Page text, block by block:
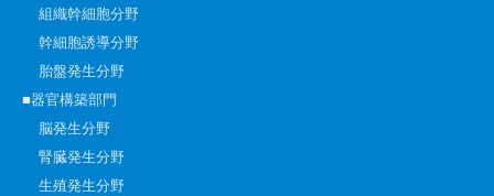
組織幹細胞分野
幹細胞誘導分野
胎盤発生分野
■器官構築部門
脳発生分野
腎臓発生分野
生殖発生分野